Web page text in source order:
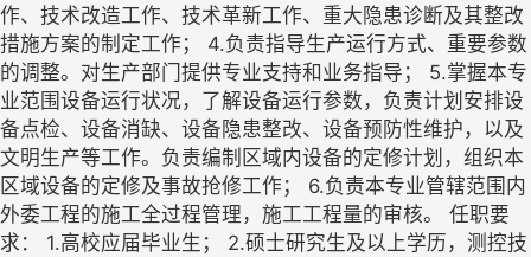
作、技术改造工作、技术革新工作、重大隐患诊断及其整改
措施方案的制定工作； 4.负责指导生产运行方式、重要参数
的调整。对生产部门提供专业支持和业务指导； 5.掌握本专
业范围设备运行状况，了解设备运行参数，负责计划安排设
备点检、设备消缺、设备隐患整改、设备预防性维护，以及
文明生产等工作。负责编制区域内设备的定修计划，组织本
区域设备的定修及事故抢修工作； 6.负责本专业管辖范围内
外委工程的施工全过程管理，施工工程量的审核。 任职要
求： 1.高校应届毕业生； 2.硕士研究生及以上学历，测控技